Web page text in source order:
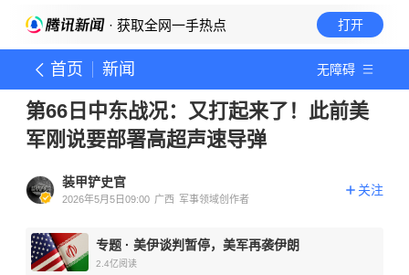
· 获取全网一手热点 打开
首页 新闻 无障碍
第66日中东战况：又打起来了！此前美
军刚说要部署高超声速导弹
装甲铲史官
2026年5月5日09:00 广西 军事领域创作者
关注
专题 · 美伊谈判暂停，美军再袭伊朗
2.4亿阅读